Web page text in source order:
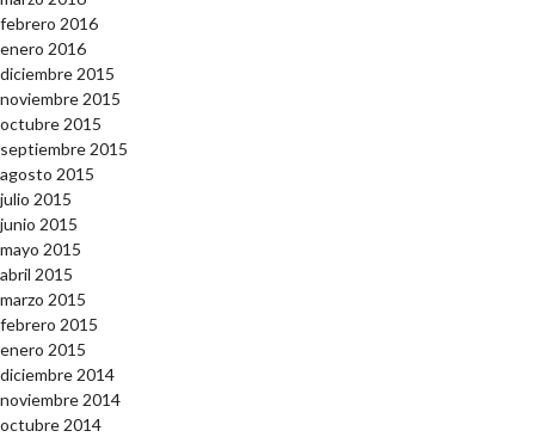
febrero 2016
enero 2016
diciembre 2015
noviembre 2015
octubre 2015
septiembre 2015
agosto 2015
julio 2015
junio 2015
mayo 2015
abril 2015
marzo 2015
febrero 2015
enero 2015
diciembre 2014
noviembre 2014
octubre 2014